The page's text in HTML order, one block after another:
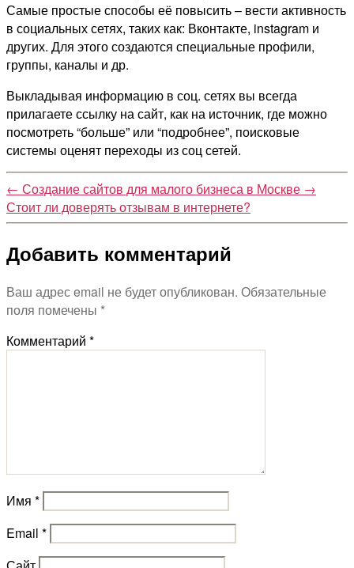
Самые простые способы её повысить – вести активность
в социальных сетях, таких как: Вконтакте, instagram и
других. Для этого создаются специальные профили,
группы, каналы и др.
Выкладывая информацию в соц. сетях вы всегда
прилагаете ссылку на сайт, как на источник, где можно
посмотреть “больше” или “подробнее”, поисковые
системы оценят переходы из соц сетей.
← Создание сайтов для малого бизнеса в Москве →
Стоит ли доверять отзывам в интернете?
Добавить комментарий
Ваш адрес email не будет опубликован. Обязательные
поля помечены *
Комментарий *
Имя *
Email *